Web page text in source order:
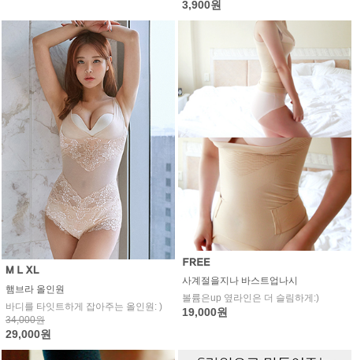
3,900원
햄브라 올인원
바디를 타잇트하게 잡아주는 올인원: )
34,000원
29,000원
사계절을지나 바스트업나시
볼륨은up 옆라인은 더 슬림하게:)
19,000원